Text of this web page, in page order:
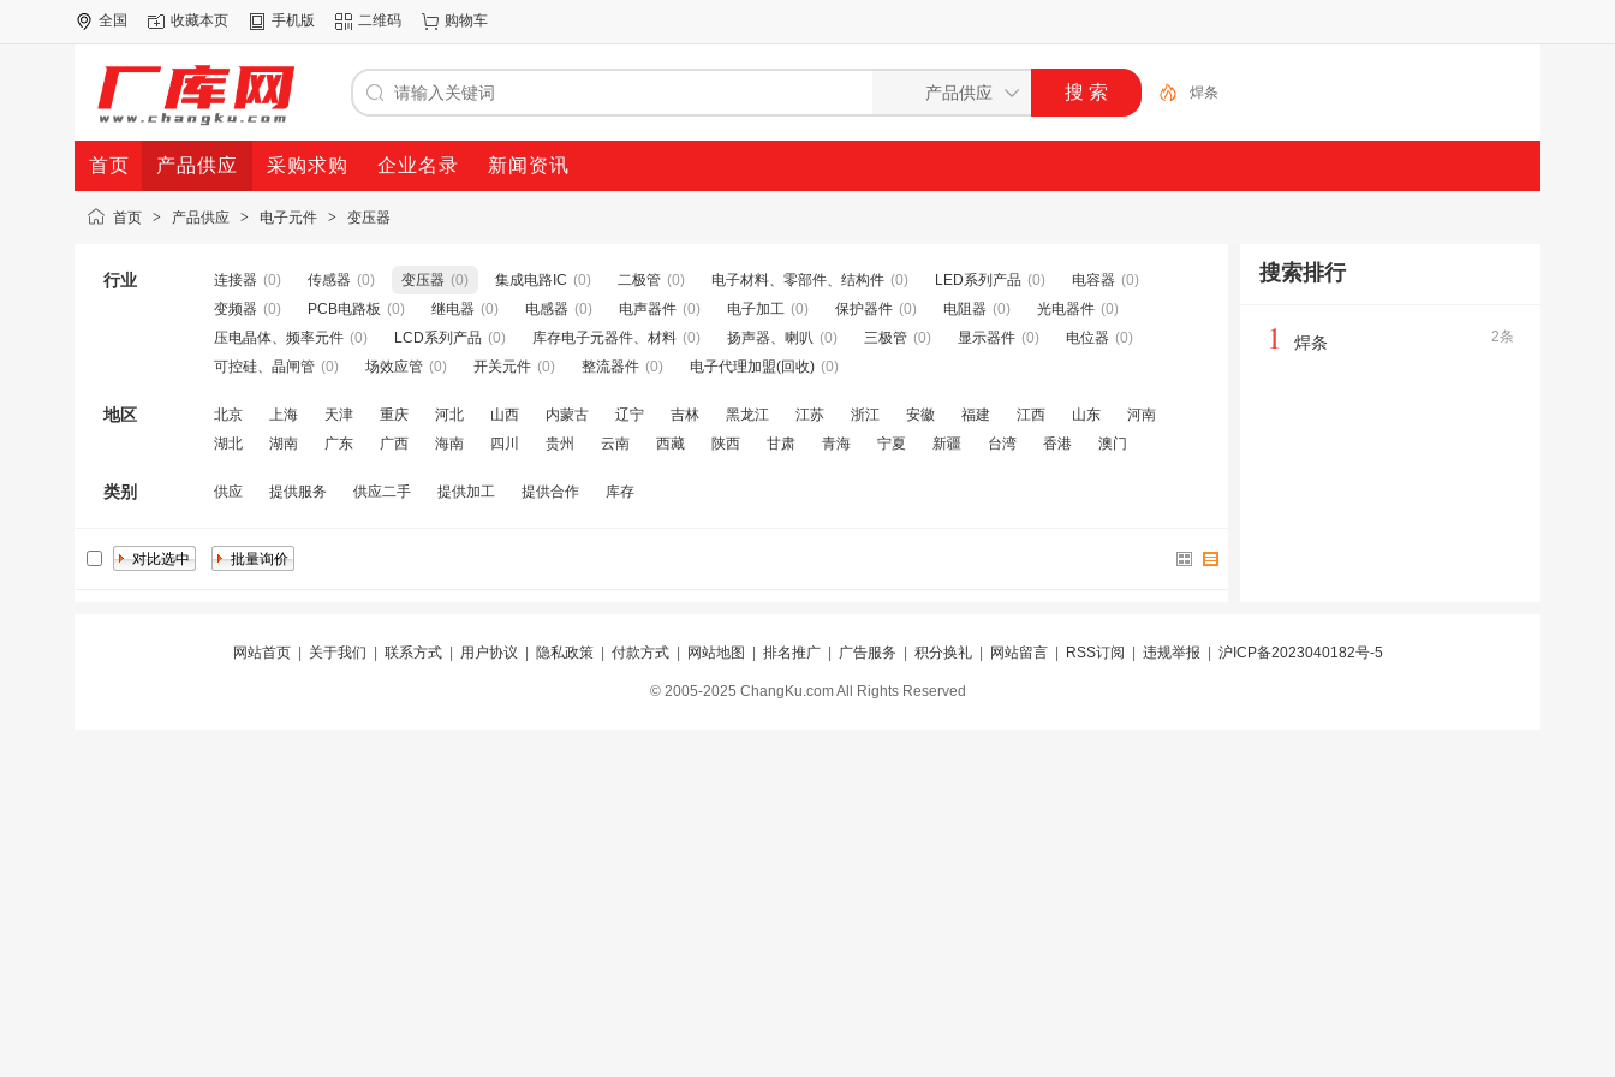
全国 收藏本页 手机版 二维码 购物车
焊条
首页 产品供应 采购求购 企业名录 新闻资讯
首页 > 产品供应 > 电子元件 > 变压器
行业 连接器 (0) 传感器 (0) 变压器 (0) 集成电路IC (0) 二极管 (0) 电子材料、零部件、结构件 (0) LED系列产品 (0) 电容器 (0)
变频器 (0) PCB电路板 (0) 继电器 (0) 电感器 (0) 电声器件 (0) 电子加工 (0) 保护器件 (0) 电阻器 (0) 光电器件 (0)
压电晶体、频率元件 (0) LCD系列产品 (0) 库存电子元器件、材料 (0) 扬声器、喇叭 (0) 三极管 (0) 显示器件 (0) 电位器 (0)
可控硅、晶闸管 (0) 场效应管 (0) 开关元件 (0) 整流器件 (0) 电子代理加盟(回收) (0)
地区 北京 上海 天津 重庆 河北 山西 内蒙古 辽宁 吉林 黑龙江 江苏 浙江 安徽 福建 江西 山东
河南
湖北
湖南 广东 广西 海南 四川 贵州 云南 西藏 陕西 甘肃 青海 宁夏 新疆 台湾 香港 澳门
类别 供应 提供服务 供应二手 提供加工 提供合作 库存
搜索排行
2条
1 焊条
网站首页| 关于我们 联系方式| 用户协议 隐私政策| 付款方式| 网站地图 排名推广| 广告服务 积分换礼| 网站留言| RSS订阅 违规举报 沪ICP备2023040182号-5
© 2005-2025 ChangKu.com All Rights Reserved